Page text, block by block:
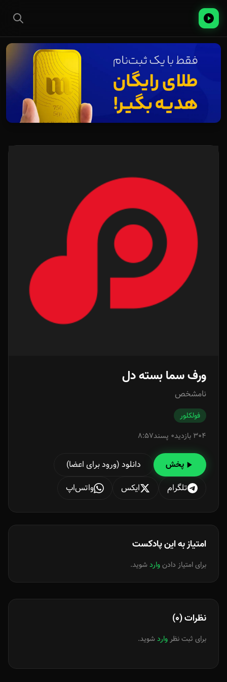
ورف سما بسته دل
نامشخص
فولکلور
304 بازدید
0 پسند 8:57
پخش
دانلود (ورود برای اعضا)
تلگرام
ایکس واتس‌اپ
امتیاز به این پادکست
برای امتیاز دادنواردشوید.
نظرات (0)
برای ثبت نظر واردشوید.